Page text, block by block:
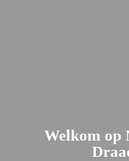
Welkom op